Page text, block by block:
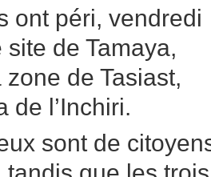
ont péri, vendredi
de Tamaya,
de Tasiast,
de l’Inchiri.
sont de